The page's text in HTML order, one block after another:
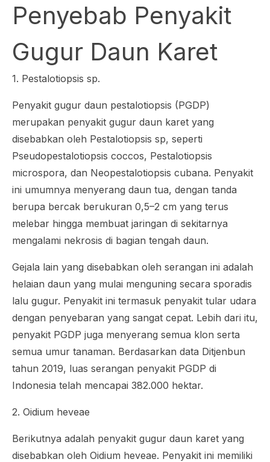
Penyebab Penyakit
Gugur Daun Karet
1. Pestalotiopsis sp.
Penyakit gugur daun pestalotiopsis (PGDP)
merupakan penyakit gugur daun karet yang
disebabkan oleh Pestalotiopsis sp, seperti
Pseudopestalotiopsis coccos, Pestalotiopsis
microspora, dan Neopestalotiopsis cubana. Penyakit
ini umumnya menyerang daun tua, dengan tanda
berupa bercak berukuran 0,5–2 cm yang terus
melebar hingga membuat jaringan di sekitarnya
mengalami nekrosis di bagian tengah daun.
Gejala lain yang disebabkan oleh serangan ini adalah
helaian daun yang mulai menguning secara sporadis
lalu gugur. Penyakit ini termasuk penyakit tular udara
dengan penyebaran yang sangat cepat. Lebih dari itu,
penyakit PGDP juga menyerang semua klon serta
semua umur tanaman. Berdasarkan data Ditjenbun
tahun 2019, luas serangan penyakit PGDP di
Indonesia telah mencapai 382.000 hektar.
2. Oidium heveae
Berikutnya adalah penyakit gugur daun karet yang
disebabkan oleh Oidium heveae. Penyakit ini memiliki